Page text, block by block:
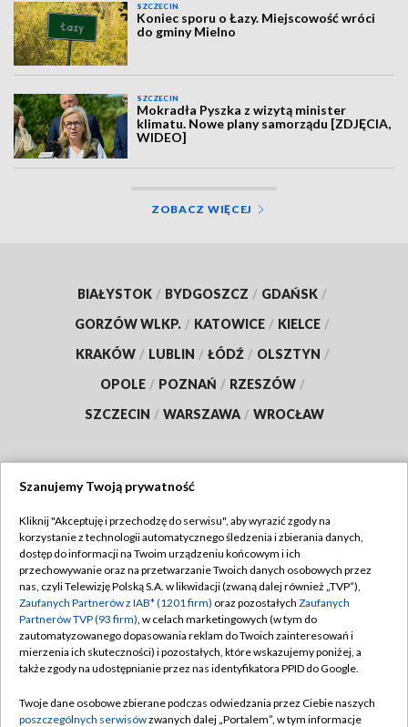
SZCZECIN
Koniec sporu o Łazy. Miejscowość wróci
do gminy Mielno
SZCZECIN
Mokradła Pyszka z wizytą minister
klimatu. Nowe plany samorządu [ZDJĘCIA,
WIDEO]
ZOBACZ WIĘCEJ
BIAŁYSTOK / BYDGOSZCZ / GDAŃSK /
GORZÓW WLKP. / KATOWICE / KIELCE /
KRAKÓW / LUBLIN / ŁÓDŹ / OLSZTYN /
OPOLE / POZNAŃ / RZESZÓW /
SZCZECIN / WARSZAWA / WROCŁAW
TVP
Abonament TVP
Emisja w TVP
Centrum informacji TVP
Naziemna Telewizja Cyfrowa
Rada Programowa
Regulamin TVP
Polityka prywatności
Moje zgody
Pomoc
Kontakt
Szanujemy Twoją prywatność
Kliknij "Akceptuję i przechodzę do serwisu", aby wyrazić zgody na
korzystanie z technologii automatycznego śledzenia i zbierania danych,
dostęp do informacji na Twoim urządzeniu końcowym i ich
przechowywanie oraz na przetwarzanie Twoich danych osobowych przez
nas, czyli Telewizję Polską S.A. w likwidacji (zwaną dalej również „TVP”),
Zaufanych Partnerów z IAB* (1201 firm) oraz pozostałych Zaufanych
Partnerów TVP (93 firm), w celach marketingowych (w tym do
zautomatyzowanego dopasowania reklam do Twoich zainteresowań i
mierzenia ich skuteczności) i pozostałych, które wskazujemy poniżej, a
także zgody na udostępnianie przez nas identyfikatora PPID do Google.
Twoje dane osobowe zbierane podczas odwiedzania przez Ciebie naszych
poszczególnych serwisówzwanych dalej „Portalem”, w tym informacje